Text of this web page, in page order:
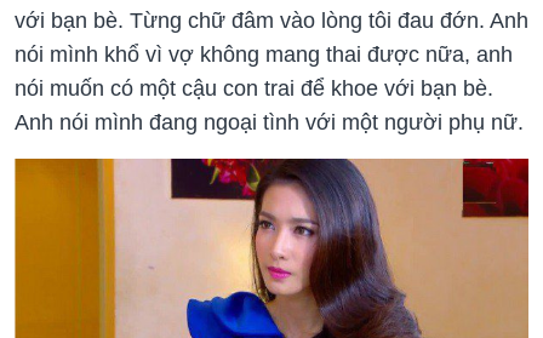
với bạn bè. Từng chữ đâm vào lòng tôi đau đớn. Anh
nói mình khổ vì vợ không mang thai được nữa, anh
nói muốn có một cậu con trai để khoe với bạn bè.
Anh nói mình đang ngoại tình với một người phụ nữ.